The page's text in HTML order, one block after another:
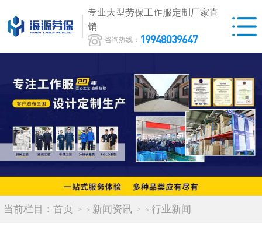
专业大型劳保工作服定制厂家直
销
咨询热线： 19948039647
当前栏目： 首页 > 新闻资讯 > 行业新闻